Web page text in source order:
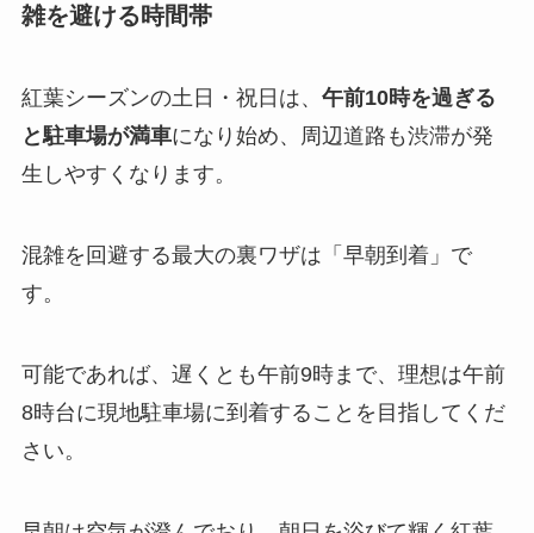
雑を避ける時間帯
紅葉シーズンの土日・祝日は、 午前10時を過ぎる
と駐車場が満車になり始め、周辺道路も渋滞が発
生しやすくなります。
混雑を回避する最大の裏ワザは「早朝到着」で
す。
可能であれば、遅くとも午前9時まで、理想は午前
8時台に現地駐車場に到着することを目指してくだ
さい。